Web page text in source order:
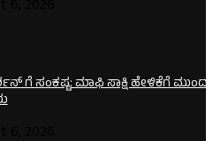
ಗೆ ಸಂಕಷ್ಟ: ಮಾಫಿ ಸಾಕ್ಷಿ ಹೇಳಿಕೆಗೆ